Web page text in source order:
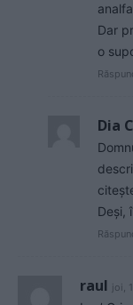
Dar
o
Dia
Deși,
raul joi,